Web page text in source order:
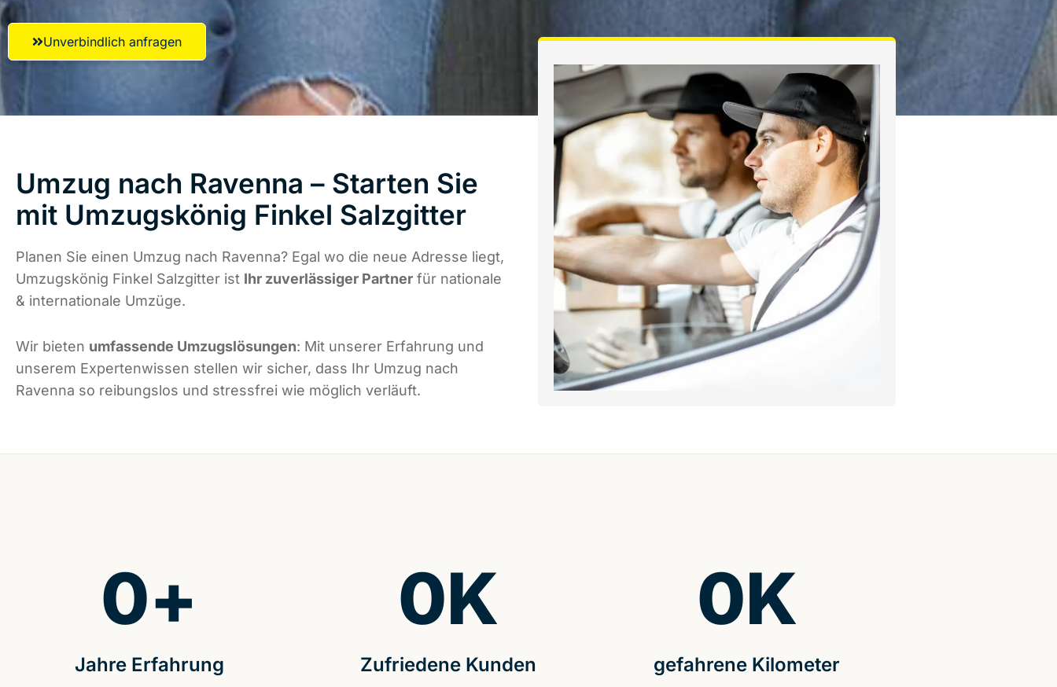
Unverbindlich anfragen
Umzug nach Ravenna – Starten Sie
mit Umzugskönig Finkel Salzgitter
Planen Sie einen Umzug nach Ravenna? Egal wo die neue Adresse liegt,
Umzugskönig Finkel Salzgitter ist Ihr zuverlässiger Partner für nationale
& internationale Umzüge.
Wir bieten umfassende Umzugslösungen: Mit unserer Erfahrung und
unserem Expertenwissen stellen wir sicher, dass Ihr Umzug nach
Ravenna so reibungslos und stressfrei wie möglich verläuft.
Jahre Erfahrung
0+
Zufriedene Kunden
0K
gefahrene Kilometer
0K